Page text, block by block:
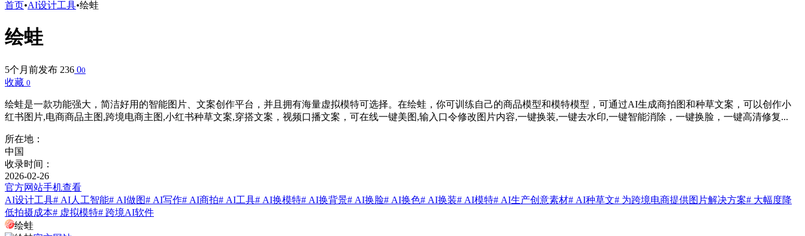
首页•AI设计工具•绘蛙
绘蛙
5个月前发布 236 00
收藏 0
绘蛙是一款功能强大，简洁好用的智能图片、文案创作平台，并且拥有海量虚拟模特可选择。在绘蛙，你可训练自己的商品模型和模特模型，可通过AI生成商拍图和种草文案，可以创作小
红书图片,电商商品主图,跨境电商主图,小红书种草文案,穿搭文案，视频口播文案，可在线一键美图,输入口令修改图片内容,一键换装,一键去水印,一键智能消除，一键换脸，一键高清修复...
所在地：
中国
收录时间：
2026-02-26
官方网站手机查看
AI设计工具# AI人工智能# AI做图# AI写作# AI商拍# AI工具# AI换模特# AI换背景# AI换脸# AI换色# AI换装# AI模特# AI生产创意素材# AI种草文# 为跨境电商提供图片解决方案# 大幅度降
低拍摄成本# 虚拟模特# 跨境AI软件
绘蛙